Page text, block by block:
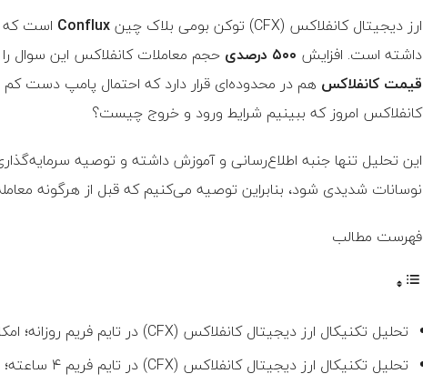
ارز دیجیتال کانفلاکس (CFX) توکن بومی بلاک چین است که در ۲۴ ساعت
داشته است. افزایش
حجم معاملات کانفلاکس این سوال
قیمت کانفلاکس هم در محدوده‌ای قرار دارد که احتمال پامپ دست کم
کانفلاکس امروز که ببینیم شرایط ورود و خروج چیست؟
این تحلیل تنها جنبه اطلاع‌رسانی و آموزش داشته و توصیه
نوسانات شدیدی شود، بنابراین توصیه می‌کنیم که قبل از هرگونه
فهرست مطالب
تحلیل تکنیکال ارز دیجیتال کانفلاکس (CFX) در تایم فریم روزانه‌؛ امکان بهبود ۵۰ درصدی
تحلیل تکنیکال ارز دیجیتال کانفلاکس (CFX) در تایم فریم ۴ ساعته؛